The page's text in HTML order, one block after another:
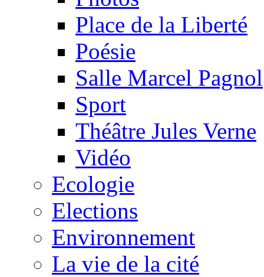
Place de la Liberté
Poésie
Salle Marcel Pagnol
Sport
Théâtre Jules Verne
Vidéo
Ecologie
Elections
Environnement
La vie de la cité